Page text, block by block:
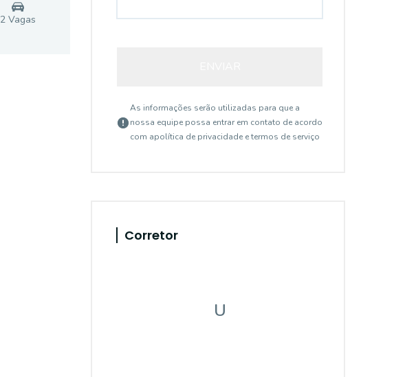
2Vagas
As informações serão utilizadas para que a
nossa equipe possa entrar em contato de acordo
com apolítica de privacidade e termos de serviço
Corretor
U